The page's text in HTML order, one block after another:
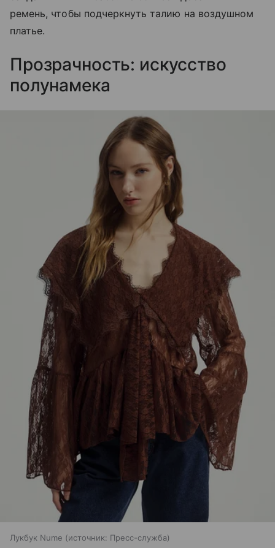
ремень, чтобы подчеркнуть талию на воздушном
платье.
Прозрачность: искусство
полунамека
Лукбук Nume источник: Пресс-служба